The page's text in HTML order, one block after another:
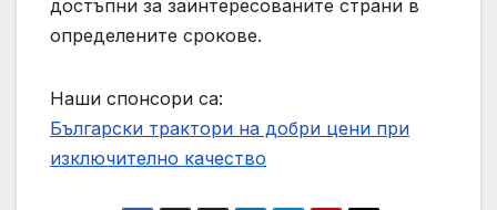
достъпни за заинтересованите страни в
определените срокове.
Наши спонсори са:
Български трактори на добри цени при
изключително качество